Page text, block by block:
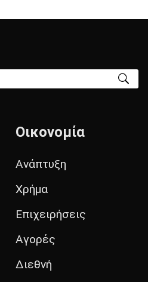
Οικονομία
Ανάπτυξη
Χρήμα
Επιχειρήσεις
Αγορές
Διεθνή